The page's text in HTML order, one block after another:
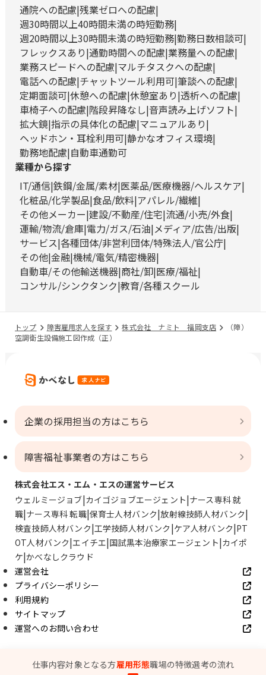
仕事内容対象となる方雇用形態職場の特徴選考の流れ
通院への配慮 残業ゼロへの配慮
週30時間以上40時間未満の時短勤務
週20時間以上30時間未満の時短勤務 勤務日数相談可
フレックスあり 通勤時間への配慮 業務量への配慮
業務スピードへの配慮 マルチタスクへの配慮
電話への配慮 チャットツール利用可 筆談への配慮
定期面談可 休憩への配慮 休憩室あり 透析への配慮
車椅子への配慮 階段昇降なし 音声読み上げソフト
拡大鏡 指示の具体化の配慮 マニュアルあり
ヘッドホン・耳栓利用可 静かなオフィス環境
勤務地配慮 自動車通勤可
業種から探す
IT/通信 鉄鋼/金属/素材 医薬品/医療機器/ヘルスケア
化粧品/化学製品 食品/飲料 アパレル/繊維
その他メーカー 建設/不動産/住宅 流通/小売/外食
運輸/物流/倉庫 電力/ガス/石油 メディア/広告/出版
サービス 各種団体/非営利団体/特殊法人/官公庁
その他 金融 機械/電気/精密機器
自動車/その他輸送機器 商社/卸 医療/福祉
コンサル/シンクタンク 教育/各種スクール
トップ 障害雇用求人を探す 株式会社 ナミト 福岡支店
（障）
空調衛生設備施工図作成（正）
企業の採用担当の方はこちら
障害福祉事業者の方はこちら
株式会社エス・エム・エスの運営サービス
ウェルミージョブ カイゴジョブエージェント ナース専科 就
職 ナース専科 転職 保育士人材バンク 放射線技師人材バンク
検査技師人材バンク 工学技師人材バンク ケア人材バンク PT
OT人材バンク エイチエ 国試黒本治療家エージェント カイポ
ケ かべなしクラウド
運営会社
プライバシーポリシー
利用規約
サイトマップ
運営へのお問い合わせ